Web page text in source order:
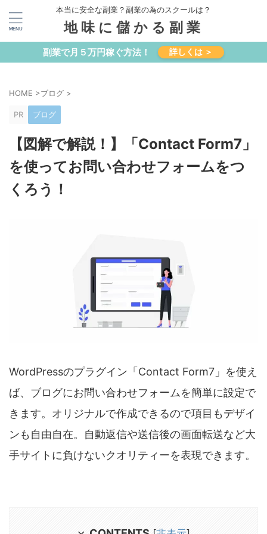
本当に安全な副業？副業の為のスクールは？
地味に儲かる副業
副業で月５万円稼ぐ方法！ 詳しくは ＞
HOME >ブログ >
PR ブログ
【図解で解説！】「Contact Form7」
を使ってお問い合わせフォームをつ
くろう！
WordPressのプラグイン「Contact Form7」を使え
ば、ブログにお問い合わせフォームを簡単に設定で
きます。オリジナルで作成できるので項目もデザイ
ンも自由自在。自動返信や送信後の画面転送など大
手サイトに負けないクオリティーを表現できます。